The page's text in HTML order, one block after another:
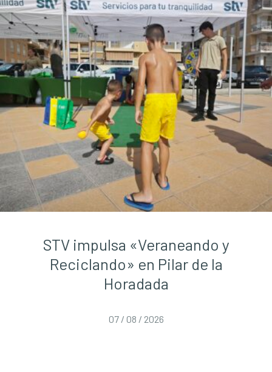
STV impulsa «Veraneando y
Reciclando» en Pilar de la
Horadada
07 / 08 / 2026